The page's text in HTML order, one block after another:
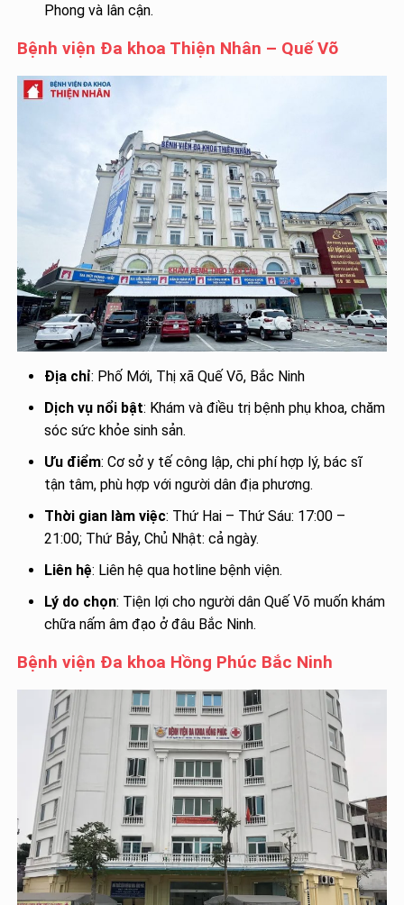
Phong và lân cận.
Bệnh viện Đa khoa Thiện Nhân – Quế Võ
Địa chỉ: Phố Mới, Thị xã Quế Võ, Bắc Ninh
Dịch vụ nổi bật: Khám và điều trị bệnh phụ khoa, chăm
sóc sức khỏe sinh sản.
Ưu điểm: Cơ sở y tế công lập, chi phí hợp lý, bác sĩ
tận tâm, phù hợp với người dân địa phương.
Thời gian làm việc: Thứ Hai – Thứ Sáu: 17:00 –
21:00; Thứ Bảy, Chủ Nhật: cả ngày.
Liên hệ: Liên hệ qua hotline bệnh viện.
Lý do chọn: Tiện lợi cho người dân Quế Võ muốn khám
chữa nấm âm đạo ở đâu Bắc Ninh.
Bệnh viện Đa khoa Hồng Phúc Bắc Ninh